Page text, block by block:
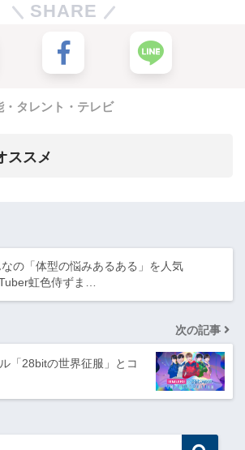
SHARE
・タレント・テレビ
ススメ
の「体型の悩みあるある」を人気
虹色侍ずま…
次の記事
「28bitの世界征服」とコ